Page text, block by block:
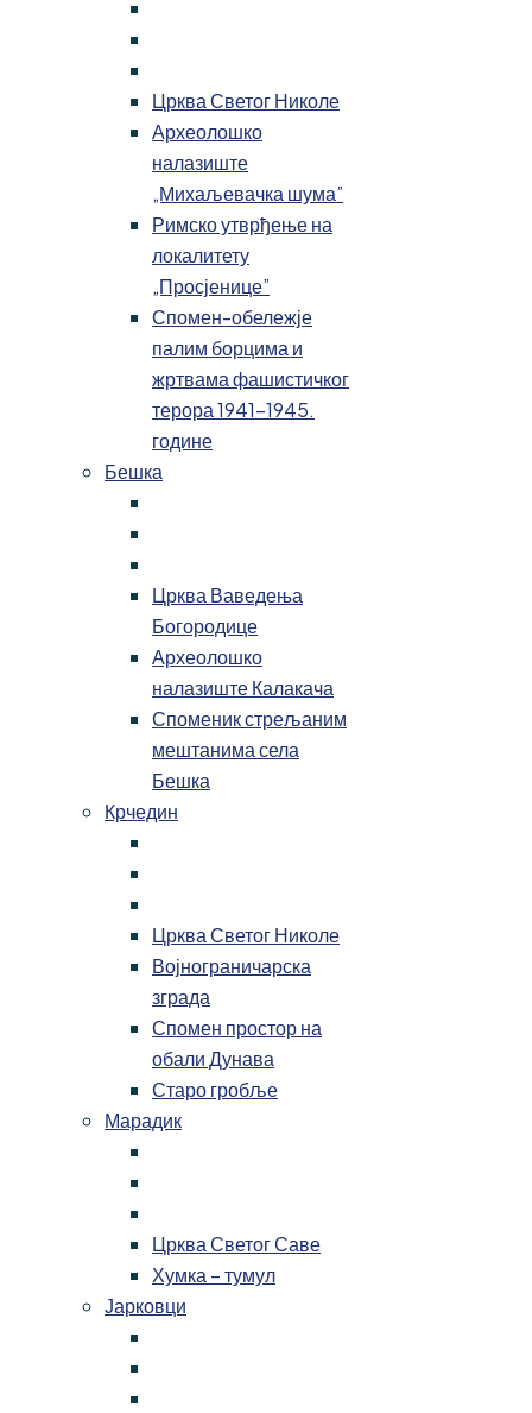
Црква Светог Николе
Археолошко
налазиште
„Михаљевачка шума”
Римско утврђење на
локалитету
„Просјенице”
Спомен-обележје
палим борцима и
жртвама фашистичког
терора 1941-1945.
године
Бешка
Црква Ваведења
Богородице
Археолошко
налазиште Калакача
Споменик стрељаним
мештанима села
Бешка
Крчедин
Црква Светог Николе
Војнограничарска
зграда
Спомен простор на
обали Дунава
Старо гробље
Марадик
Црква Светог Саве
Хумка – тумул
Јарковци